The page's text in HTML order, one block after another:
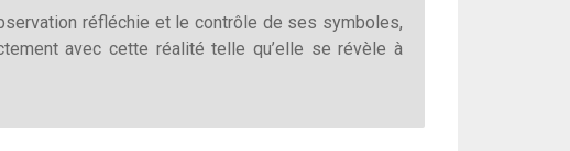
réfléchie et le contrôle de ses symboles,
avec cette réalité telle qu’elle se révèle à